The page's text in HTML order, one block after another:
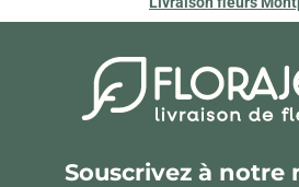
Souscrivez à notre